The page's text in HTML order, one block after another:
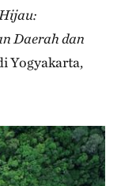
Daerah dan
Yogyakarta,